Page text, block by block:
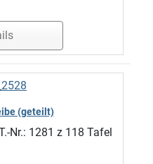
(geteilt)
Nr.: 1281 z 118 Tafel